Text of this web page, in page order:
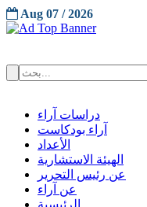
Aug 07 / 2026
دراسات آراء
آراء بودكاست
الأعداد
الهيئة الاستشارية
عن رئيس التحرير
عن آراء